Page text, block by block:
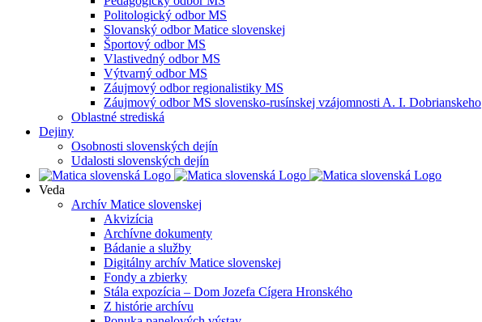
Politologický odbor MS
Slovanský odbor Matice slovenskej
Športový odbor MS
Vlastivedný odbor MS
Výtvarný odbor MS
Záujmový odbor regionalistiky MS
Záujmový odbor MS slovensko-rusínskej vzájomnosti A. I. Dobrianskeho
Oblastné strediská
Dejiny
Osobnosti slovenských dejín
Udalosti slovenských dejín
Veda
Archív Matice slovenskej
Akvizícia
Archívne dokumenty
Bádanie a služby
Digitálny archív Matice slovenskej
Fondy a zbierky
Stála expozícia – Dom Jozefa Cígera Hronského
Z histórie archívu